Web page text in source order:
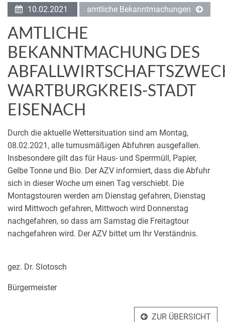
10.02.2021 amtliche Bekanntmachungen
AMTLICHE
BEKANNTMACHUNG DES
WARTBURGKREIS-STADT
EISENACH
Durch die aktuelle Wettersituation sind am Montag,
08.02.2021, alle turnusmäßigen Abfuhren ausgefallen.
Insbesondere gilt das für Haus- und Sperrmüll, Papier,
Gelbe Tonne und Bio. Der AZV informiert, dass die Abfuhr
sich in dieser Woche um einen Tag verschiebt. Die
Montagstouren werden am Dienstag gefahren, Dienstag
wird Mittwoch gefahren, Mittwoch wird Donnerstag
nachgefahren, so dass am Samstag die Freitagtour
nachgefahren wird. Der AZV bittet um Ihr Verständnis.
gez. Dr. Slotosch
Bürgermeister
ZUR ÜBERSICHT